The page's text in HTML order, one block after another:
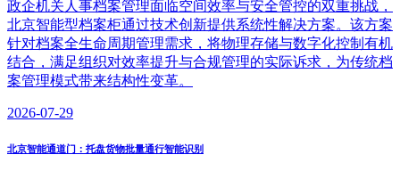
政企机关人事档案管理面临空间效率与安全管控的双重挑战，
北京智能型档案柜通过技术创新提供系统性解决方案。该方案
针对档案全生命周期管理需求，将物理存储与数字化控制有机
结合，满足组织对效率提升与合规管理的实际诉求，为传统档
案管理模式带来结构性变革。
2026-07-29
北京智能通道门：托盘货物批量通行智能识别